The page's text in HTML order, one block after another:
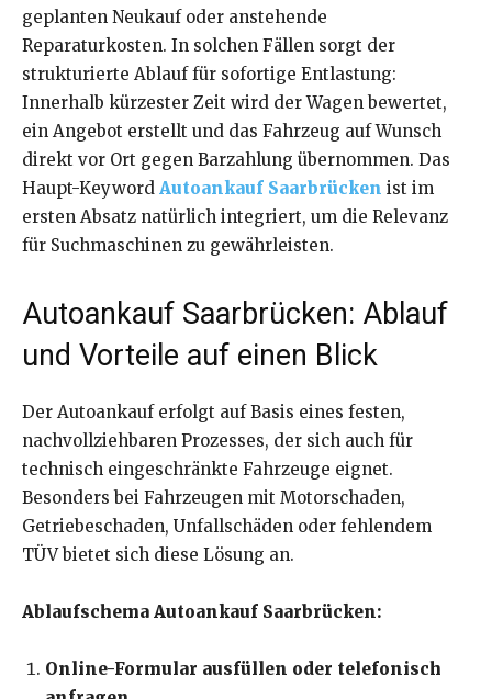
geplanten Neukauf oder anstehende
Reparaturkosten. In solchen Fällen sorgt der
strukturierte Ablauf für sofortige Entlastung:
Innerhalb kürzester Zeit wird der Wagen bewertet,
ein Angebot erstellt und das Fahrzeug auf Wunsch
direkt vor Ort gegen Barzahlung übernommen. Das
Haupt-Keyword Autoankauf Saarbrücken ist im
ersten Absatz natürlich integriert, um die Relevanz
für Suchmaschinen zu gewährleisten.
Autoankauf Saarbrücken: Ablauf
und Vorteile auf einen Blick
Der Autoankauf erfolgt auf Basis eines festen,
nachvollziehbaren Prozesses, der sich auch für
technisch eingeschränkte Fahrzeuge eignet.
Besonders bei Fahrzeugen mit Motorschaden,
Getriebeschaden, Unfallschäden oder fehlendem
TÜV bietet sich diese Lösung an.
Ablaufschema Autoankauf Saarbrücken:
Online-Formular ausfüllen oder telefonisch